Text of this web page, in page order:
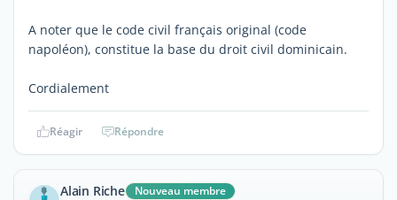
A noter que le code civil français original (code
napoléon), constitue la base du droit civil dominicain.
Cordialement
Réagir Répondre
Alain Riche Nouveau membre